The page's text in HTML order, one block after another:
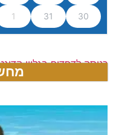
30
31
1
כניסה לדפדוף בגליון